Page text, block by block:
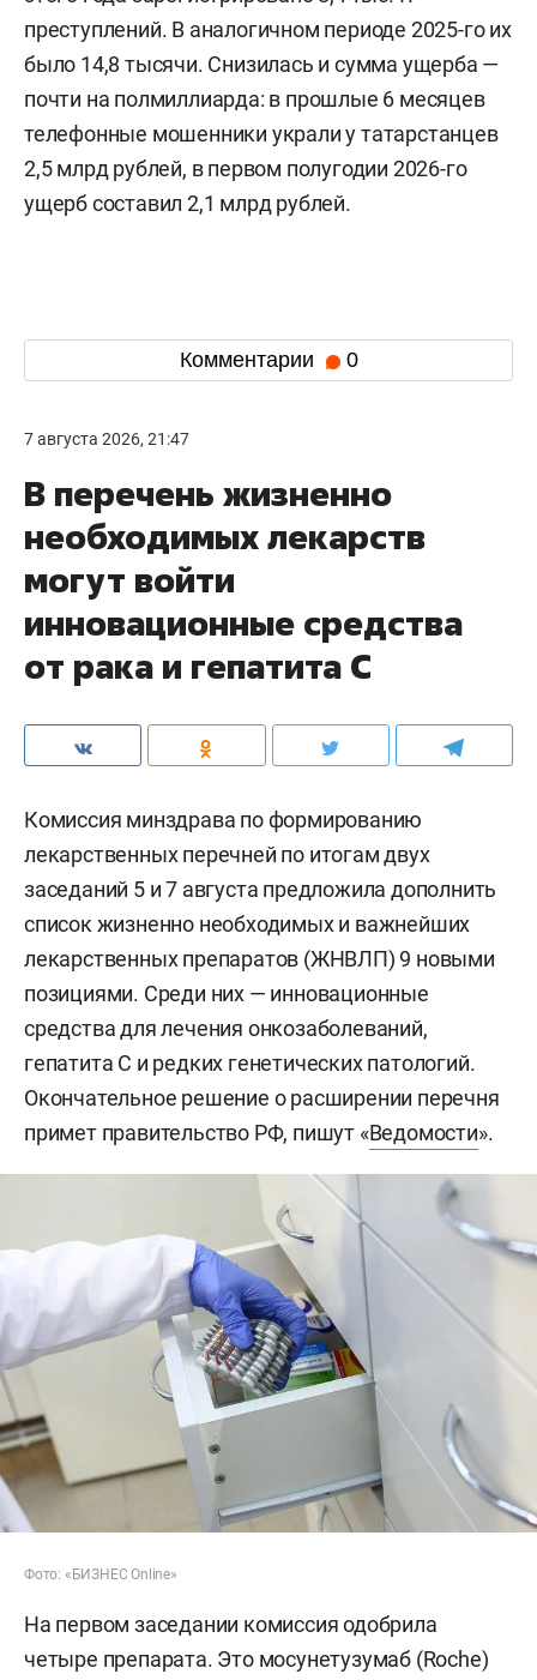
преступлений. В аналогичном периоде 2025-го их
было 14,8 тысячи. Снизилась и сумма ущерба —
почти на полмиллиарда: в прошлые 6 месяцев
телефонные мошенники украли у татарстанцев
2,5 млрд рублей, в первом полугодии 2026-го
ущерб составил 2,1 млрд рублей.
Комментарии 0
7 августа 2026, 21:47
В перечень жизненно
необходимых лекарств
могут войти
инновационные средства
от рака и гепатита С
Комиссия минздрава по формированию
лекарственных перечней по итогам двух
заседаний 5 и 7 августа предложила дополнить
список жизненно необходимых и важнейших
лекарственных препаратов (ЖНВЛП) 9 новыми
позициями. Среди них — инновационные
средства для лечения онкозаболеваний,
гепатита С и редких генетических патологий.
Окончательное решение о расширении перечня
примет правительство РФ, пишут «Ведомости».
Фото: «БИЗНЕС Online»
На первом заседании комиссия одобрила
четыре препарата. Это мосунетузумаб (Roche)